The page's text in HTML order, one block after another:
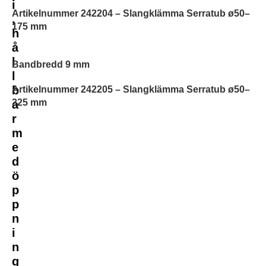
i
,
h
å
l
b
a
r
m
e
d
ö
p
p
n
i
n
g
Artikelnummer 242204 – Slangklämma Serratub ø50–
175 mm
Bandbredd 9 mm
Artikelnummer 242205 – Slangklämma Serratub ø50–
325 mm